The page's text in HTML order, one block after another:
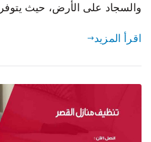
والسجاد على الأرض، حيث
اقرأ المزيد